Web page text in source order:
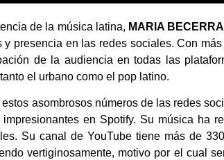
de la música latina, MARIA BECERRA
presencia en las redes sociales. Con
de la audiencia en todas las
el urbano como el pop latino.
asombrosos números de las redes
en Spotify. Su música ha
Su canal de YouTube tiene más de
vertiginosamente, motivo por el cual